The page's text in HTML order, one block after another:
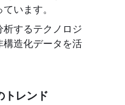
います。
するテクノロジ
造化データを活
トレンド